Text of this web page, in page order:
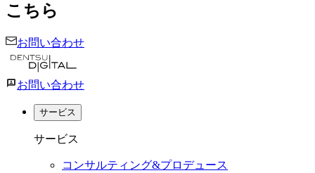
こちら
お問い合わせ
お問い合わせ
サービス
サービス
コンサルティング&プロデュース